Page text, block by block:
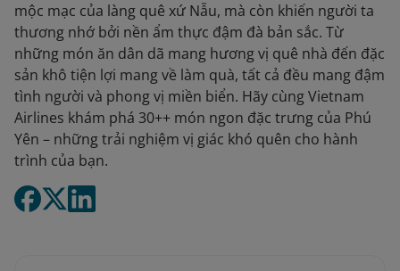
mộc mạc của làng quê xứ Nẫu, mà còn khiến người ta
thương nhớ bởi nền ẩm thực đậm đà bản sắc. Từ
những món ăn dân dã mang hương vị quê nhà đến đặc
sản khô tiện lợi mang về làm quà, tất cả đều mang đậm
tình người và phong vị miền biển. Hãy cùng Vietnam
Airlines khám phá 30++ món ngon đặc trưng của Phú
Yên – những trải nghiệm vị giác khó quên cho hành
trình của bạn.